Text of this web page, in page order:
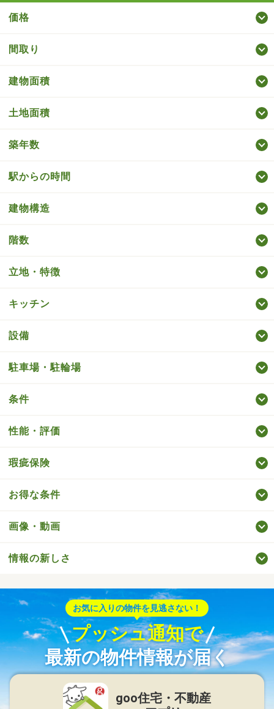
価格
間取り
建物面積
土地面積
築年数
駅からの時間
建物構造
階数
立地・特徴
キッチン
設備
駐車場・駐輪場
条件
性能・評価
瑕疵保険
お得な条件
画像・動画
情報の新しさ
お気に入りの物件を見逃さない！
プッシュ通知で
最新の物件情報が届く
goo住宅・不動産